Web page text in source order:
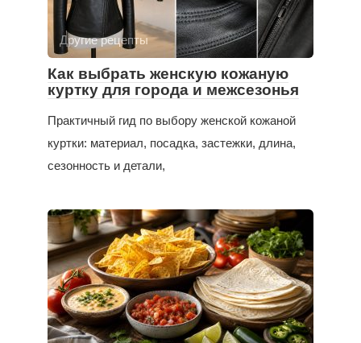
Другие рецепты
Как выбрать женскую кожаную
куртку для города и межсезонья
Практичный гид по выбору женской кожаной
куртки: материал, посадка, застежки, длина,
сезонность и детали,